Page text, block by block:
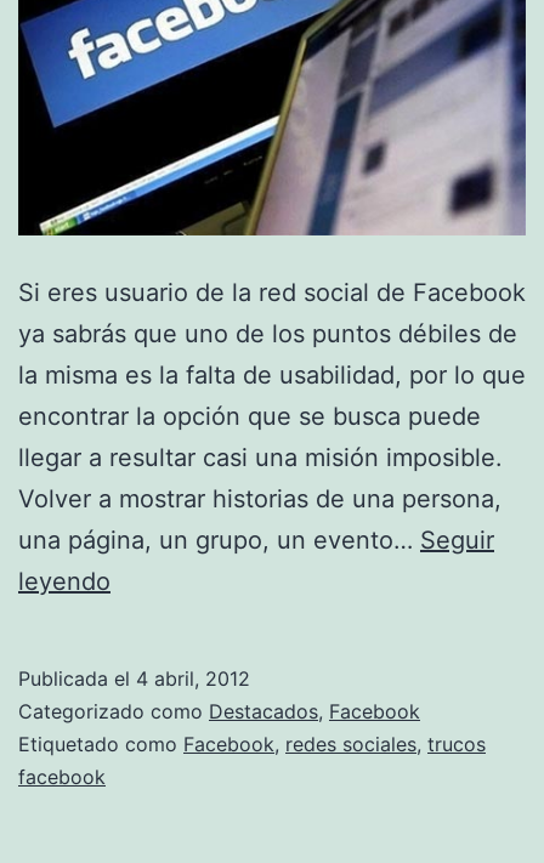
Si eres usuario de la red social de Facebook
ya sabrás que uno de los puntos débiles de
la misma es la falta de usabilidad, por lo que
encontrar la opción que se busca puede
llegar a resultar casi una misión imposible.
Volver a mostrar historias de una persona,
una página, un grupo, un evento… Seguir
leyendo
las
publicaciones
Publicada el 4 abril, 2012
Categorizado como Destacados, Facebook
Etiquetado como Facebook, redes sociales, trucos
facebook